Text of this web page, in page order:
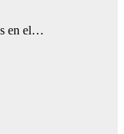
en el…